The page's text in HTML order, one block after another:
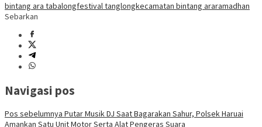
bintang ara tabalongfestival tanglongkecamatan bintang araramadhan
Sebarkan
Navigasi pos
Pos sebelumnya Putar Musik DJ Saat Bagarakan Sahur, Polsek Haruai
Amankan Satu Unit Motor Serta Alat Pengeras Suara